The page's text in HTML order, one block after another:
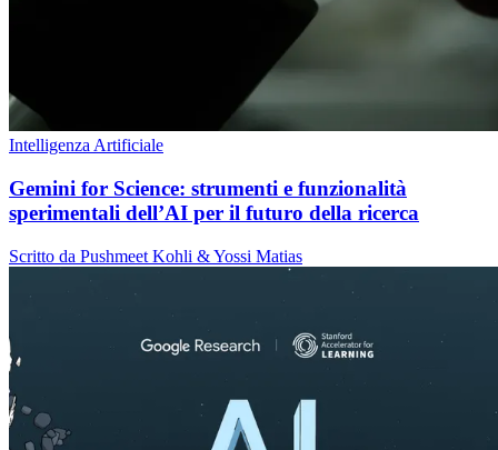
Intelligenza Artificiale
Gemini for Science: strumenti e funzionalità
sperimentali dell’AI per il futuro della ricerca
Scritto da Pushmeet Kohli & Yossi Matias